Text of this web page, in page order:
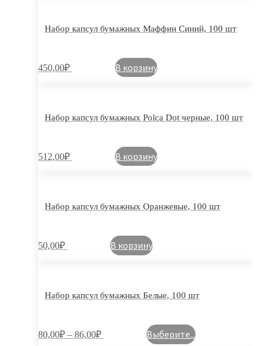
Набор капсул бумажных Маффин Синий, 100 шт
450,00₽ В корзину
Набор капсул бумажных Polca Dot черные, 100 шт
512,00₽ В корзину
Набор капсул бумажных Оранжевые, 100 шт
50,00₽ В корзину
Набор капсул бумажных Белые, 100 шт
80,00₽ – 86,00₽ Выберите...